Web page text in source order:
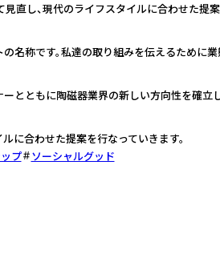
直し、現代のライフスタイルに合わせた提
名称です。私達の取り組みを伝えるために
とともに陶磁器業界の新しい方向性を確立
に合わせた提案を行なっていきます。
プ ソーシャルグッド